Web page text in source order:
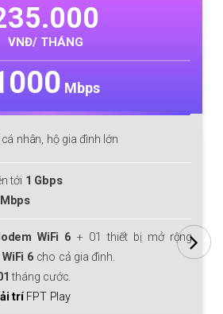
VNĐ/ THÁNG
Mbps
nhân, hộ gia đình lớn
tới 1 Gbps
WiFi 6 + 01 thiết bị mở rộng
6 cho cả gia đình.
tháng cước.
tríFPT Play